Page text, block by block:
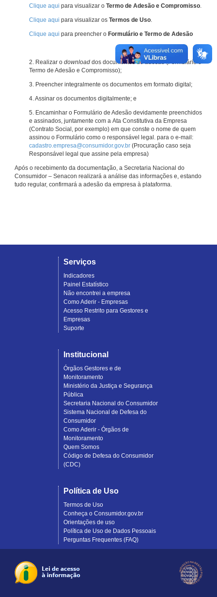
Clique aqui para visualizar o Termo de Adesão e Compromisso.
Clique aqui para visualizar os Termos de Uso.
Clique aqui para preencher o Formulário e Termo de Adesão
2. Realizar o download dos documentos de adesão (Formulário e
Termo de Adesão e Compromisso);
3. Preencher integralmente os documentos em formato digital;
4. Assinar os documentos digitalmente; e
5. Encaminhar o Formulário de Adesão devidamente preenchidos
e assinados, juntamente com a Ata Constitutiva da Empresa
(Contrato Social, por exemplo) em que conste o nome de quem
assinou o Formulário como o responsável legal. para o e-mail:
cadastro.empresa@consumidor.gov.br (Procuração caso seja
Responsável legal que assine pela empresa)
Após o recebimento da documentação, a Secretaria Nacional do
Consumidor – Senacon realizará a análise das informações e, estando
tudo regular, confirmará a adesão da empresa à plataforma.
Serviços
Indicadores
Painel Estatístico
Não encontrei a empresa
Como Aderir - Empresas
Acesso Restrito para Gestores e
Empresas
Suporte
Institucional
Órgãos Gestores e de
Monitoramento
Ministério da Justiça e Segurança
Pública
Secretaria Nacional do Consumidor
Sistema Nacional de Defesa do
Consumidor
Como Aderir - Órgãos de
Monitoramento
Quem Somos
Código de Defesa do Consumidor
(CDC)
Política de Uso
Termos de Uso
Conheça o Consumidor.gov.br
Orientações de uso
Política de Uso de Dados Pessoais
Perguntas Frequentes (FAQ)